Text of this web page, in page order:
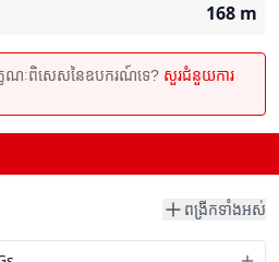
168 m
ខណៈពិសេសនៃឧបករណ៍ទេ? សួរជំនួយការ
ពង្រីកទាំងអស់